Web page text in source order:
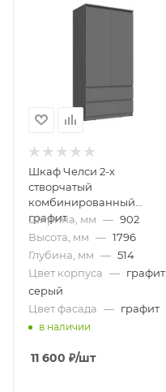
Шкаф Челси 2-х
створчатый
комбинированный
графит
Ширина, мм — 902
Высота, мм — 1796
Глубина, мм — 514
Цвет корпуса — графит
серый
Цвет фасада — графит
в наличии
11 600 ₽/шт